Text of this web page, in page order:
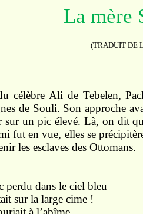
La mère
(TRADUIT DE
célèbre Ali de Tebelen,
de Souli. Son approche
sur un pic élevé. Là, on dit
fut en vue, elles se
les esclaves des Ottomans.
dans le ciel bleu
la large cime !